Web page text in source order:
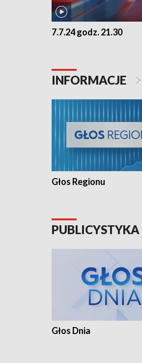
7.7.24 godz. 21.30
INFORMACJE
Głos Regionu
PUBLICYSTYKA
Głos Dnia